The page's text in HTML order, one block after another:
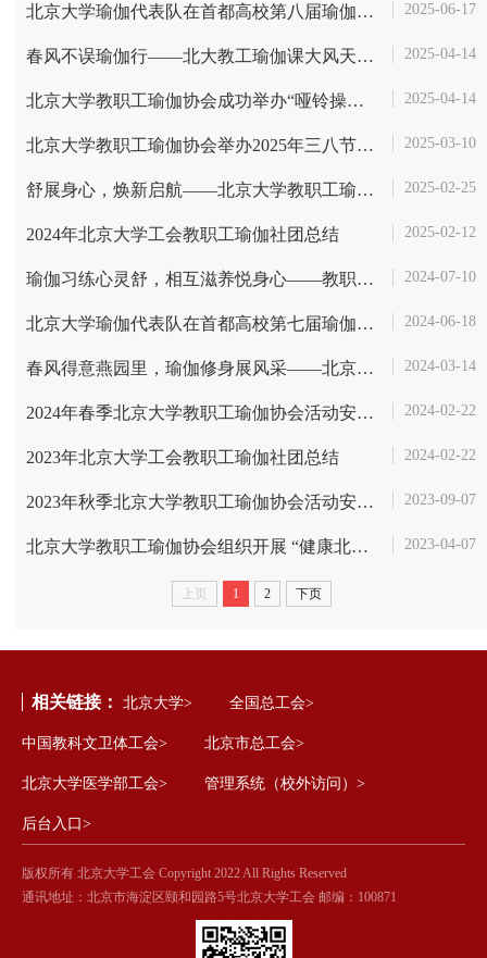
北京大学瑜伽代表队在首都高校第八届瑜伽体式与套路比赛中实现甲组团体... 2025-06-17
春风不误瑜伽行——北大教工瑜伽课大风天云端共练 2025-04-14
北京大学教职工瑜伽协会成功举办“哑铃操讲授与练习”健康讲座 2025-04-14
北京大学教职工瑜伽协会举办2025年三八节庆祝暨表彰活动 2025-03-10
舒展身心，焕新启航——北京大学教职工瑜伽协会2025年春季学期首堂课程... 2025-02-25
2024年北京大学工会教职工瑜伽社团总结 2025-02-12
瑜伽习练心灵舒，相互滋养悦身心——教职工瑜伽协会春季学期活动圆满结束 2024-07-10
北京大学瑜伽代表队在首都高校第七届瑜伽体式与套路比赛中实现甲组团体... 2024-06-18
春风得意燕园里，瑜伽修身展风采——北京大学教职工瑜伽协会欢度三八国... 2024-03-14
2024年春季北京大学教职工瑜伽协会活动安排和招新！ 2024-02-22
2023年北京大学工会教职工瑜伽社团总结 2024-02-22
2023年秋季北京大学教职工瑜伽协会活动安排和招新！ 2023-09-07
北京大学教职工瑜伽协会组织开展 “健康北大”系列第九次活动——瑜伽疗... 2023-04-07
上页 1 2 下页
相关链接： 北京大学> 全国总工会>
中国教科文卫体工会> 北京市总工会>
北京大学医学部工会> 管理系统（校外访问）>
后台入口>
版权所有 北京大学工会 Copyright 2022 All Rights Reserved
通讯地址：北京市海淀区颐和园路5号北京大学工会 邮编：100871